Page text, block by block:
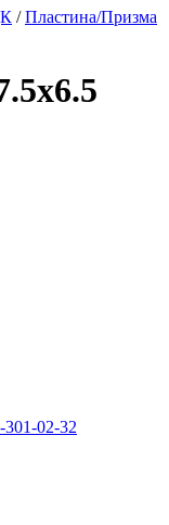
/Пластина/Призма
301-02-32